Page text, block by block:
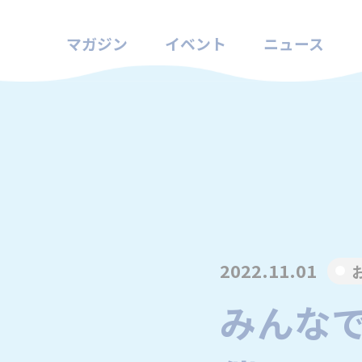
マガジン イベント ニュース
2022.11.01
みんな